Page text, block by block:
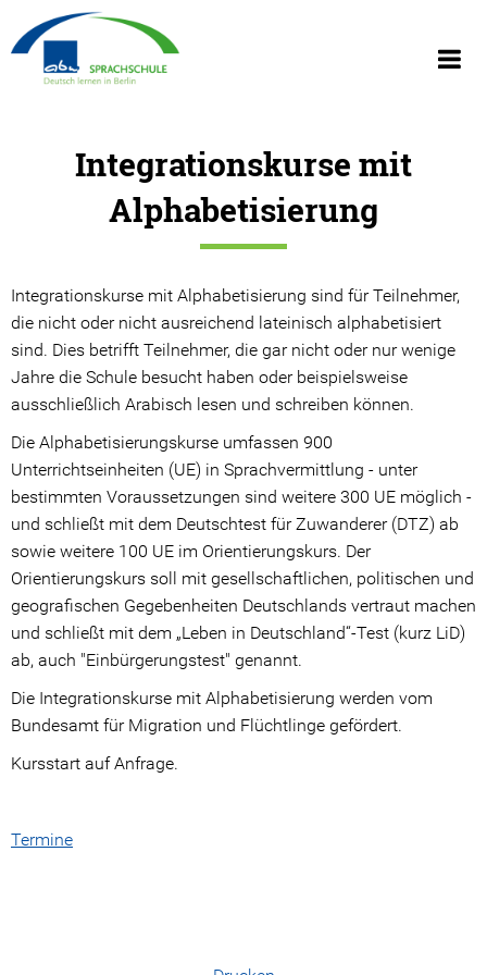
polski
español
Deutsch für den Beruf (mit AVGS)
Berufsbezogenes Deutsch für
Architekt:innen/Ingenieur:innen
Berufsbezogenes Deutsch für Azubis
Anlagenmechaniker:in (SHK)
Integrationskurse mit Alphabetisierung
Nichtakademische Gesundheitsberufe (Pflege) nach
DeuFöV
Job-BSK
Berufsbezogene B2-Kurse nach DeuFöV
Termine/Kursstarts
Prüfungen & Tests
Öffnungszeiten
Integrationskurse mit
Alphabetisierung
Integrationskurse mit Alphabetisierung sind für Teilnehmer,
die nicht oder nicht ausreichend lateinisch alphabetisiert
sind. Dies betrifft Teilnehmer, die gar nicht oder nur wenige
Jahre die Schule besucht haben oder beispielsweise
ausschließlich Arabisch lesen und schreiben können.
Die Alphabetisierungskurse umfassen 900
Unterrichtseinheiten (UE) in Sprachvermittlung - unter
bestimmten Voraussetzungen sind weitere 300 UE möglich -
und schließt mit dem Deutschtest für Zuwanderer (DTZ) ab
sowie weitere 100 UE im Orientierungskurs. Der
Orientierungskurs soll mit gesellschaftlichen, politischen und
geografischen Gegebenheiten Deutschlands vertraut machen
und schließt mit dem „Leben in Deutschland“-Test (kurz LiD)
ab, auch "Einbürgerungstest" genannt.
Die Integrationskurse mit Alphabetisierung werden vom
Bundesamt für Migration und Flüchtlinge gefördert.
Kursstart auf Anfrage.
Termine